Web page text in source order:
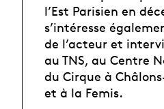
l’Est Parisien en
s’intéresse
de l’acteur et
au TNS, au Centre
du Cirque à
et à la Femis.